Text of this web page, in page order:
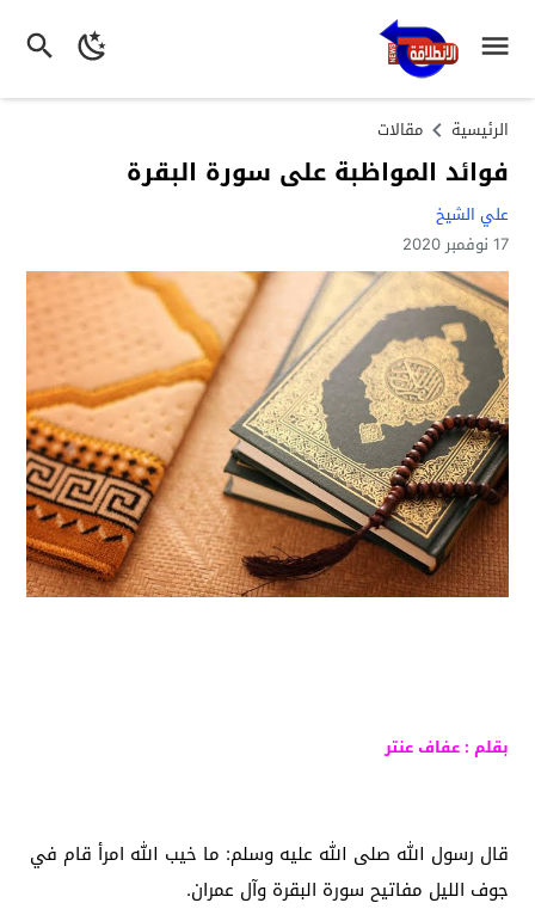
الرئيسية مقالات
فوائد المواظبة على سورة البقرة
علي الشيخ
17 نوفمبر 2020
بقلم : عفاف عنتر
قال رسول الله صلى الله عليه وسلم: ما خيب الله امرأ قام في
جوف الليل مفاتيح سورة البقرة وآل عمران.‏